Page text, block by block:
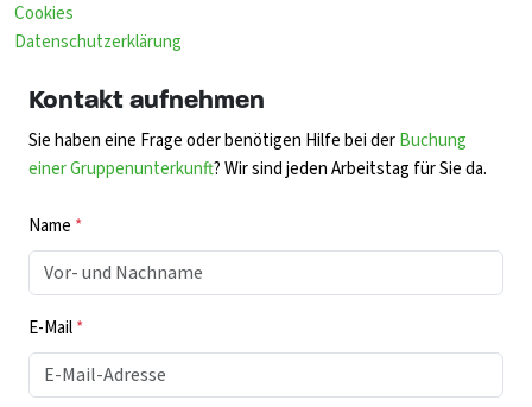
Cookies
Datenschutzerklärung
Kontakt aufnehmen
Sie haben eine Frage oder benötigen Hilfe bei derBuchung
einer Gruppenunterkunft? Wir sind jeden Arbeitstag für Sie da.
Name *
E-Mail*